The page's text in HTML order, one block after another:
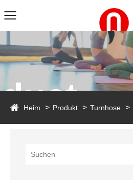
Heim Produkt Turnhose